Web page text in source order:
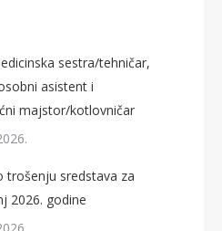
sestra/tehničar,
asistent i
majstor/kotlovničar
trošenju sredstava za
2026. godine